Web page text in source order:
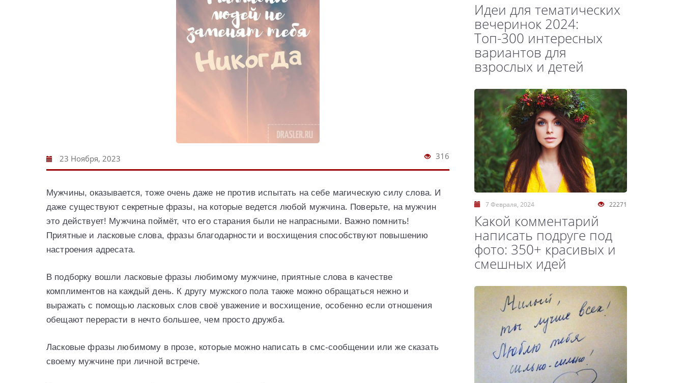
23 Ноября, 2023 316
Мужчины, оказывается, тоже очень даже не против испытать на себе магическую силу слова. И
даже существуют секретные фразы, на которые ведется любой мужчина. Поверьте, на мужчин
это действует! Мужчина поймёт, что его старания были не напрасными. Важно помнить!
Приятные и ласковые слова, фразы благодарности и восхищения способствуют повышению
настроения адресата.
В подборку вошли ласковые фразы любимому мужчине, приятные слова в качестве
комплиментов на каждый день. К другу мужского пола также можно обращаться нежно и
выражать с помощью ласковых слов своё уважение и восхищение, особенно если отношения
обещают перерасти в нечто большее, чем просто дружба.
Ласковые фразы любимому в прозе, которые можно написать в смс-сообщении или же сказать
своему мужчине при личной встрече.
Идеи для тематических
вечеринок 2024:
Топ-300 интересных
вариантов для
взрослых и детей
22271
7 Февраля, 2024
Какой комментарий
написать подруге под
фото: 350+ красивых и
смешных идей